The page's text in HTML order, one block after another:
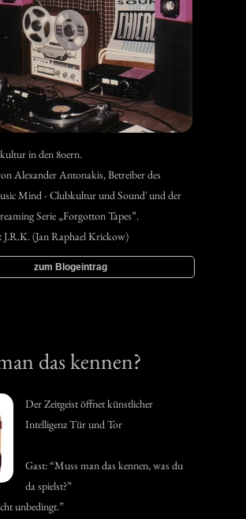
in den 80ern.
Alexander Antonakis, Betreiber des
Mind - Clubkultur und Sound' und der
Serie „Forgotton Tapes”.
(Jan Raphael Krickow)
zum Blogeintrag
das kennen?
‍Der Zeitgeist öffnet künstlicher
Intelligenz Tür und Tor
‍Gast: “Muss man das kennen, was du
da spielst?”
unbedingt.”